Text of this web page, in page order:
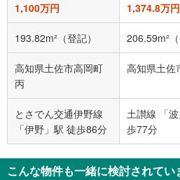
1,100万円 1,374.8万円
193.82m²（登記） 206.59m²（
高知県土佐市高岡町
丙
高知県土佐
とさでん交通伊野線
「伊野」駅 徒歩86分
土讃線 「
歩77分
こんな物件も一緒に検討されてい